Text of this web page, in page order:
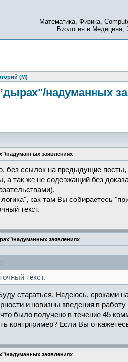
Математика, Физика,
Биология и Медицина,
(М)
надуманных
надуманных заявлениях
без ссылок на предыдущие
а так же не содержащий без
как там Вы собираетесь
текст.
надуманных заявлениях
текст.
стараться. Надеюсь, сроками
и новизны введения в
было получено в течение 45
контрпример? Если Вы
надуманных заявлениях